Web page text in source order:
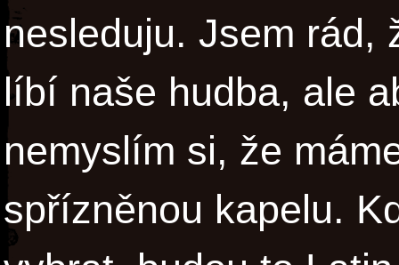
nesleduju. Jsem rád,
líbí naše hudba, ale
nemyslím si, že
spřízněnou kapelu.